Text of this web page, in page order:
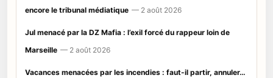
encore le tribunal médiatique — 2 août 2026
Jul menacé par la DZ Mafia : l’exil forcé du rappeur loin de
Marseille — 2 août 2026
Vacances menacées par les incendies : faut-il partir, annuler…